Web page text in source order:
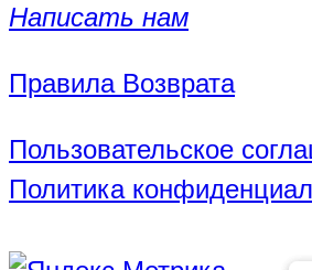
Написать нам
Правила Возврата
Пользовательское
Политика